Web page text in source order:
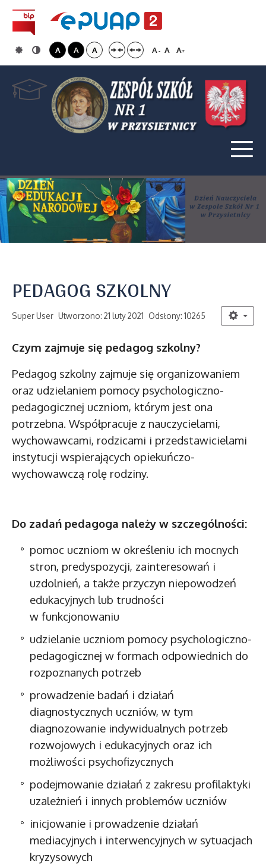
A A A A- A A+
PEDAGOG SZKOLNY
Super User Utworzono: 21 luty 2021 Odsłony: 10265
Czym zajmuje się pedagog szkolny?
Pedagog szkolny zajmuje się organizowaniem
oraz udzielaniem pomocy psychologiczno-
pedagogicznej uczniom, którym jest ona
potrzebna. Współpracuje z nauczycielami,
wychowawcami, rodzicami i przedstawicielami
instytucji wspierających opiekuńczo-
wychowawczą rolę rodziny.
Do zadań pedagoga należy w szczególności:
pomoc uczniom w określeniu ich mocnych
stron, predyspozycji, zainteresowań i
uzdolnień, a także przyczyn niepowodzeń
edukacyjnych lub trudności
w funkcjonowaniu
udzielanie uczniom pomocy psychologiczno-
pedagogicznej w formach odpowiednich do
rozpoznanych potrzeb
prowadzenie badań i działań
diagnostycznych uczniów, w tym
diagnozowanie indywidualnych potrzeb
rozwojowych i edukacyjnych oraz ich
możliwości psychofizycznych
podejmowanie działań z zakresu profilaktyki
uzależnień i innych problemów uczniów
inicjowanie i prowadzenie działań
mediacyjnych i interwencyjnych w sytuacjach
kryzysowych